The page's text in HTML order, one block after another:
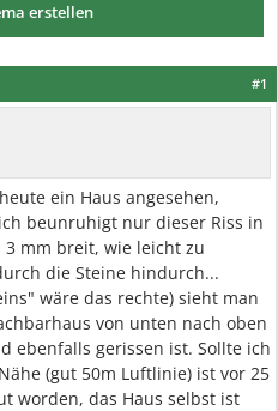
erstellen
#1
ein Haus angesehen,
beunruhigt nur dieser Riss in
3 mm breit, wie leicht zu
die Steine hindurch...
wäre das rechte) sieht man
von unten nach oben
ebenfalls gerissen ist. Sollte ich
(gut 50m Luftlinie) ist vor 25
worden, das Haus selbst ist